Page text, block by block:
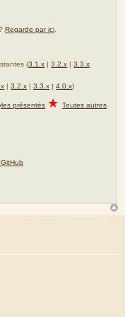
Regarde par ici
(3.1.x |3.2.x |3.3.x
|3.2.x |3.3.x |4.0.x)
présentés ★ Toutes autres